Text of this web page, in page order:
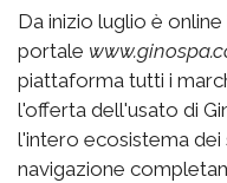
Da inizio luglio è
portale
piattaforma tutti i
l'offerta dell'usato di
l'intero ecosistema dei
navigazione